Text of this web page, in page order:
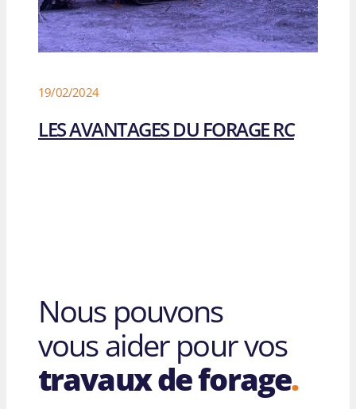
19/02/2024
LES AVANTAGES DU FORAGE RC
Nous pouvons
vous aider pour vos
travaux de forage.